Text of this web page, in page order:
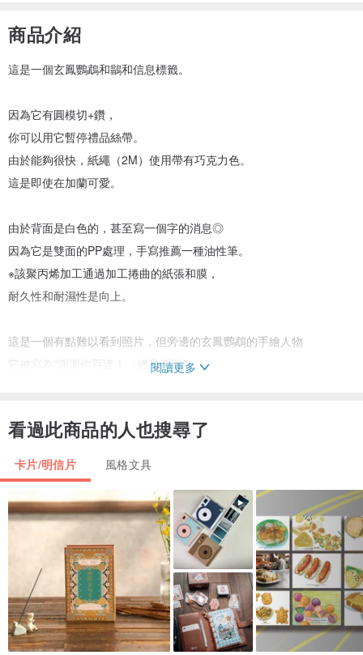
商品介紹
這是一個玄鳳鸚鵡和鶲和信息標籤。
因為它有圓模切+鑽，
你可以用它暫停禮品絲帶。
由於能夠很快，紙繩（2M）使用帶有巧克力色。
這是即使在加蘭可愛。
由於背面是白色的，甚至寫一個字的消息◎
因為它是雙面的PP處理，手寫推薦一種油性筆。
※該聚丙烯加工通過加工捲曲的紙張和膜，
耐久性和耐濕性是向上。
這是一個有點難以看到照片，但旁邊的玄鳳鸚鵡的手繪人物
它被寫為“謝謝你百達！（總是謝謝）。”
無光澤塗佈紙（雙面PP處理）
玄鳳鸚鵡/鶲各5張（共10個）
產地/生產方法
原產地日本委託生產
閱讀更多
看過此商品的人也搜尋了
卡片/明信片 風格文具